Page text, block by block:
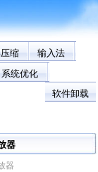
缩
输入法
系统优化
软件卸载
器
器